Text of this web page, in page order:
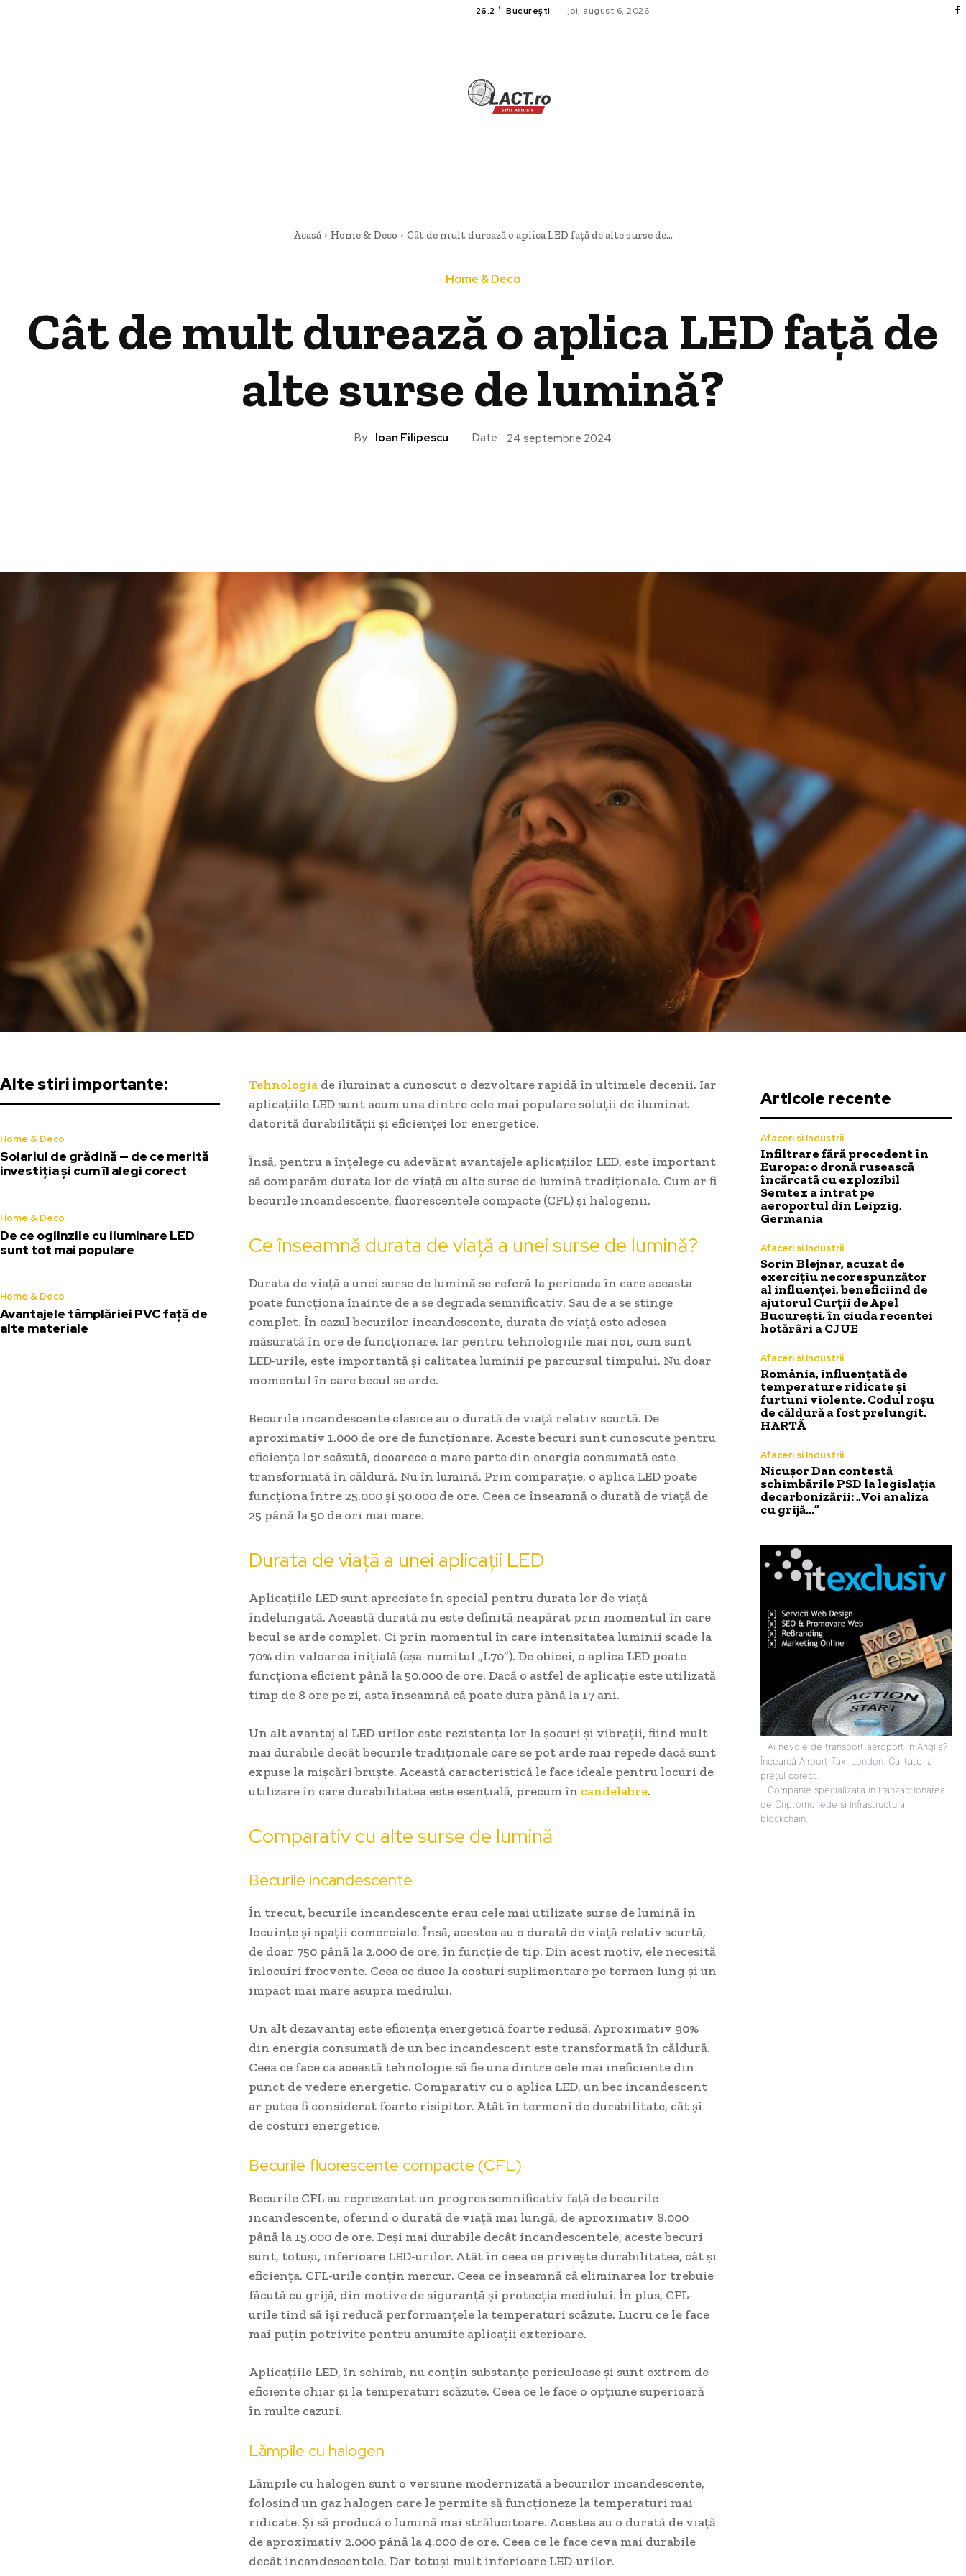
26.2 C București joi, august 6, 2026
Acasă Home & Deco Cât de mult durează o aplica LED față de alte surse de...
Home & Deco
Cât de mult durează o aplica LED față de
alte surse de lumină?
By: Ioan Filipescu Date: 24 septembrie 2024
Alte stiri importante:
Home & Deco
Solariul de grădină — de ce merită
investiția și cum îl alegi corect
Home & Deco
De ce oglinzile cu iluminare LED
sunt tot mai populare
Home & Deco
Avantajele tâmplăriei PVC față de
alte materiale
Tehnologia de iluminat a cunoscut o dezvoltare rapidă în ultimele decenii. Iar
aplicațiile LED sunt acum una dintre cele mai populare soluții de iluminat
datorită durabilității și eficienței lor energetice.
Însă, pentru a înțelege cu adevărat avantajele aplicațiilor LED, este important
să comparăm durata lor de viață cu alte surse de lumină tradiționale. Cum ar fi
becurile incandescente, fluorescentele compacte (CFL) și halogenii.
Ce înseamnă durata de viață a unei surse de lumină?
Durata de viață a unei surse de lumină se referă la perioada în care aceasta
poate funcționa înainte de a se degrada semnificativ. Sau de a se stinge
complet. În cazul becurilor incandescente, durata de viață este adesea
măsurată în ore de funcționare. Iar pentru tehnologiile mai noi, cum sunt
LED-urile, este importantă și calitatea luminii pe parcursul timpului. Nu doar
momentul în care becul se arde.
Becurile incandescente clasice au o durată de viață relativ scurtă. De
aproximativ 1.000 de ore de funcționare. Aceste becuri sunt cunoscute pentru
eficiența lor scăzută, deoarece o mare parte din energia consumată este
transformată în căldură. Nu în lumină. Prin comparație, o aplica LED poate
funcționa între 25.000 și 50.000 de ore. Ceea ce înseamnă o durată de viață de
25 până la 50 de ori mai mare.
Durata de viață a unei aplicații LED
Aplicațiile LED sunt apreciate în special pentru durata lor de viață
îndelungată. Această durată nu este definită neapărat prin momentul în care
becul se arde complet. Ci prin momentul în care intensitatea luminii scade la
70% din valoarea inițială (așa-numitul „L70”). De obicei, o aplica LED poate
funcționa eficient până la 50.000 de ore. Dacă o astfel de aplicație este utilizată
timp de 8 ore pe zi, asta înseamnă că poate dura până la 17 ani.
Un alt avantaj al LED-urilor este rezistența lor la șocuri și vibrații, fiind mult
mai durabile decât becurile tradiționale care se pot arde mai repede dacă sunt
expuse la mișcări bruște. Această caracteristică le face ideale pentru locuri de
utilizare în care durabilitatea este esențială, precum în candelabre.
Comparativ cu alte surse de lumină
Becurile incandescente
În trecut, becurile incandescente erau cele mai utilizate surse de lumină în
locuințe și spații comerciale. Însă, acestea au o durată de viață relativ scurtă,
de doar 750 până la 2.000 de ore, în funcție de tip. Din acest motiv, ele necesită
înlocuiri frecvente. Ceea ce duce la costuri suplimentare pe termen lung și un
impact mai mare asupra mediului.
Un alt dezavantaj este eficiența energetică foarte redusă. Aproximativ 90%
din energia consumată de un bec incandescent este transformată în căldură.
Ceea ce face ca această tehnologie să fie una dintre cele mai ineficiente din
punct de vedere energetic. Comparativ cu o aplica LED, un bec incandescent
ar putea fi considerat foarte risipitor. Atât în termeni de durabilitate, cât și
de costuri energetice.
Becurile fluorescente compacte (CFL)
Becurile CFL au reprezentat un progres semnificativ față de becurile
incandescente, oferind o durată de viață mai lungă, de aproximativ 8.000
până la 15.000 de ore. Deși mai durabile decât incandescentele, aceste becuri
sunt, totuși, inferioare LED-urilor. Atât în ceea ce privește durabilitatea, cât și
eficiența. CFL-urile conțin mercur. Ceea ce înseamnă că eliminarea lor trebuie
făcută cu grijă, din motive de siguranță și protecția mediului. În plus, CFL-
urile tind să își reducă performanțele la temperaturi scăzute. Lucru ce le face
mai puțin potrivite pentru anumite aplicații exterioare.
Aplicațiile LED, în schimb, nu conțin substanțe periculoase și sunt extrem de
eficiente chiar și la temperaturi scăzute. Ceea ce le face o opțiune superioară
în multe cazuri.
Lămpile cu halogen
Lămpile cu halogen sunt o versiune modernizată a becurilor incandescente,
folosind un gaz halogen care le permite să funcționeze la temperaturi mai
ridicate. Și să producă o lumină mai strălucitoare. Acestea au o durată de viață
de aproximativ 2.000 până la 4.000 de ore. Ceea ce le face ceva mai durabile
decât incandescentele. Dar totuși mult inferioare LED-urilor.
Articole recente
Afaceri si Industrii
Infiltrare fără precedent în
Europa: o dronă rusească
încărcată cu explozibil
Semtex a intrat pe
aeroportul din Leipzig,
Germania
Afaceri si Industrii
Sorin Blejnar, acuzat de
exercițiu necorespunzător
al influenței, beneficiind de
ajutorul Curții de Apel
București, în ciuda recentei
hotărâri a CJUE
Afaceri si Industrii
România, influențată de
temperature ridicate și
furtuni violente. Codul roșu
de căldură a fost prelungit.
HARTĂ
Afaceri si Industrii
Nicușor Dan contestă
schimbările PSD la legislația
decarbonizării: „Voi analiza
cu grijă…”
- Ai nevoie de transport aeroport in Anglia?
Încearcă Airport Taxi London . Calitate la
prețul corect.
- Companie specializata in tranzactionarea
de Criptomonede si infrastructura
blockchain.